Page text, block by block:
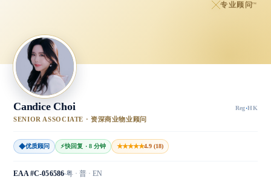
专业顾问™
Candice Choi Reg·HK
SENIOR ASSOCIATE · 资深商业物业顾问
◆优质顾问 ⚡快回复 · 8 分钟 ★★★★★4.9 (18)
EAA #C-056586 粤 · 普 · EN